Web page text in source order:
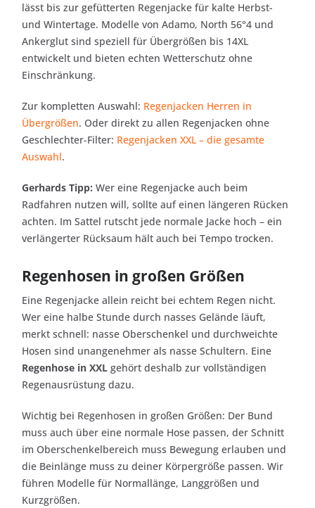
lässt bis zur gefütterten Regenjacke für kalte Herbst-
und Wintertage. Modelle von Adamo, North 56°4 und
Ankerglut sind speziell für Übergrößen bis 14XL
entwickelt und bieten echten Wetterschutz ohne
Einschränkung.
Zur kompletten Auswahl: Regenjacken Herren in
Übergrößen. Oder direkt zu allen Regenjacken ohne
Geschlechter-Filter: Regenjacken XXL – die gesamte
Auswahl.
Gerhards Tipp: Wer eine Regenjacke auch beim
Radfahren nutzen will, sollte auf einen längeren Rücken
achten. Im Sattel rutscht jede normale Jacke hoch – ein
verlängerter Rücksaum hält auch bei Tempo trocken.
Regenhosen in großen Größen
Eine Regenjacke allein reicht bei echtem Regen nicht.
Wer eine halbe Stunde durch nasses Gelände läuft,
merkt schnell: nasse Oberschenkel und durchweichte
Hosen sind unangenehmer als nasse Schultern. Eine
Regenhose in XXL gehört deshalb zur vollständigen
Regenausrüstung dazu.
Wichtig bei Regenhosen in großen Größen: Der Bund
muss auch über eine normale Hose passen, der Schnitt
im Oberschenkelbereich muss Bewegung erlauben und
die Beinlänge muss zu deiner Körpergröße passen. Wir
führen Modelle für Normallänge, Langgrößen und
Kurzgrößen.